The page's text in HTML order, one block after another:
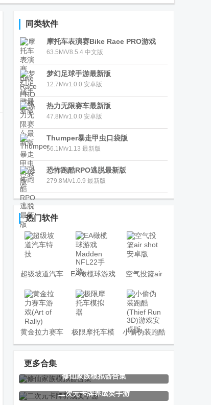
Frontier)v7.9.4
同类软件
摩托车表演赛Bike Race PRO游戏
63.5M/V8.5.4 中文版
梦幻足球手游最新版
12.7M/v1.0.0 安卓版
热力无限赛车最新版
47.8M/v1.0.0 安卓版
Thumper暴走甲虫口袋版
56.1M/v1.13 最新版
恐怖跑酷RPO逃脱最新版
279.8M/v1.0.9 最新版
热门软件
超级坡道汽车
特技
EA橄榄球游戏
Madden
NFL22手游
空气投篮air
shot安卓版
黄金拉力赛车
游戏(Art of
Rally)
极限摩托车模
拟器
小偷伪装跑酷
(Thief Run
超级棒球联盟
沙漠司机
腾讯全民大灌
更多合集
修仙家族模拟器合集
二次元卡牌养成类手游